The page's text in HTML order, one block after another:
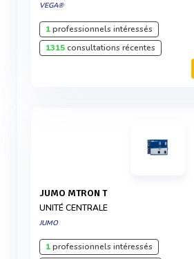
VEGA®
1professionnels intéressés
1315consultations récentes
JUMO MTRON T
UNITÉ CENTRALE
JUMO
1professionnels intéressés